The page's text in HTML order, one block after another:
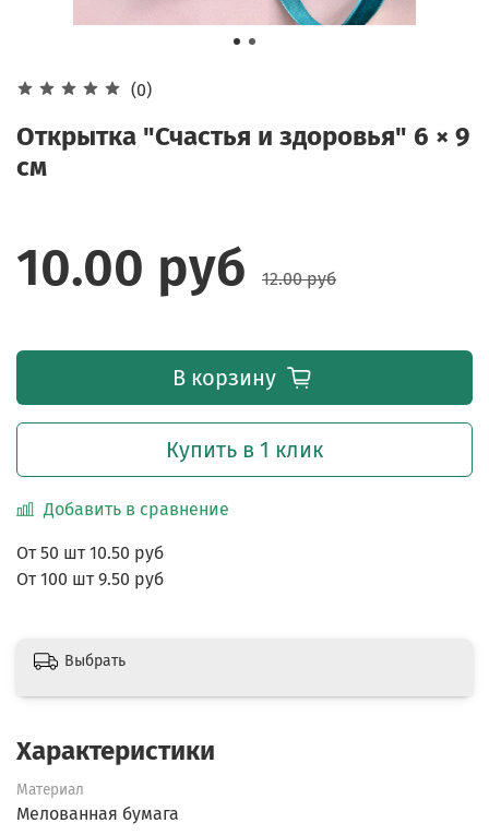
(0)
Открытка "Счастья и здоровья" 6 × 9
см
10.00 руб 12.00 руб
От 50 шт 10.50 руб
От 100 шт 9.50 руб
В корзину
Купить в 1 клик
Добавить в сравнение
Выбрать
Характеристики
Материал
Мелованная бумага